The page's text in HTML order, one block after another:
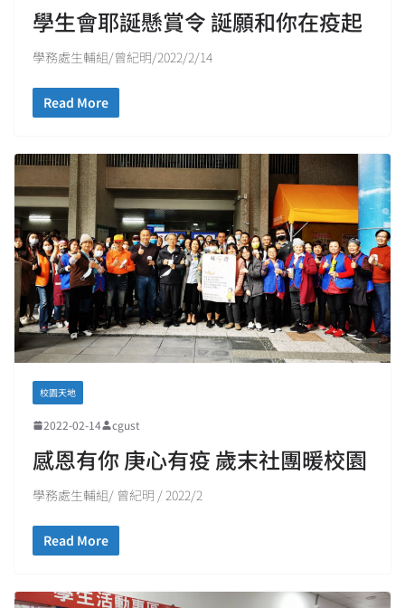
學生會耶誕懸賞令 誕願和你在疫起
學務處生輔組/曾紀明/2022/2/14
Read More
校園天地
2022-02-14 cgust
感恩有你 庚心有疫 歲末社團暖校園
學務處生輔組/ 曾紀明 / 2022/2
Read More